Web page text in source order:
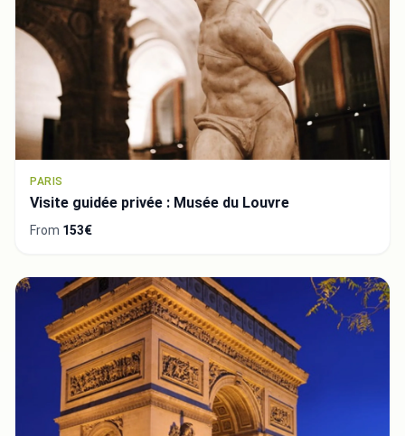
PARIS
Visite guidée privée : Musée du Louvre
From 153€